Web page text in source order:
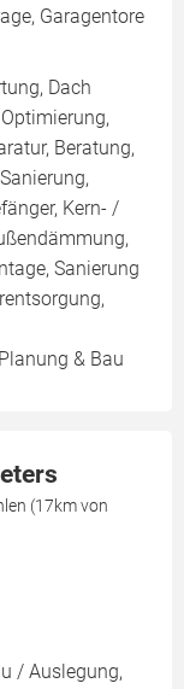
Garagentore
Dach
Beratung,
Kern- /
Sanierung
& Bau
(17km von
/ Auslegung,